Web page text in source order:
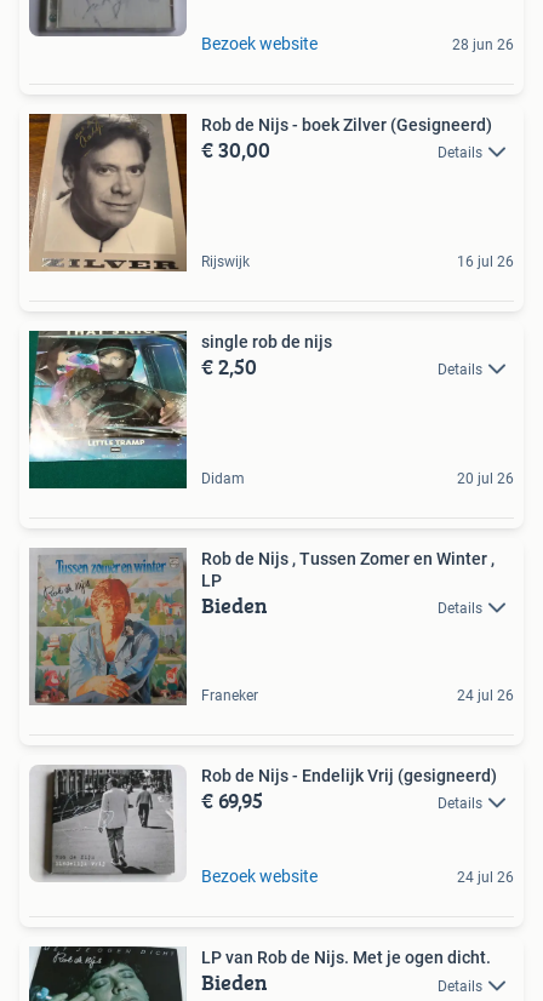
Bezoek website 28 jun 26
Rob de Nijs - boek Zilver (Gesigneerd)
€ 30,00 Details
Rijswijk 16 jul 26
single rob de nijs
€ 2,50 Details
Didam 20 jul 26
Rob de Nijs , Tussen Zomer en Winter ,
LP
Bieden Details
Franeker 24 jul 26
Rob de Nijs - Endelijk Vrij (gesigneerd)
€ 69,95 Details
Bezoek website 24 jul 26
LP van Rob de Nijs. Met je ogen dicht.
Bieden Details